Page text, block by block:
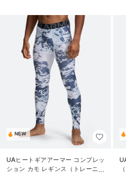
NEW
UAヒートギアアーマー コンプレッ
ション カモ レギンス（トレーニン